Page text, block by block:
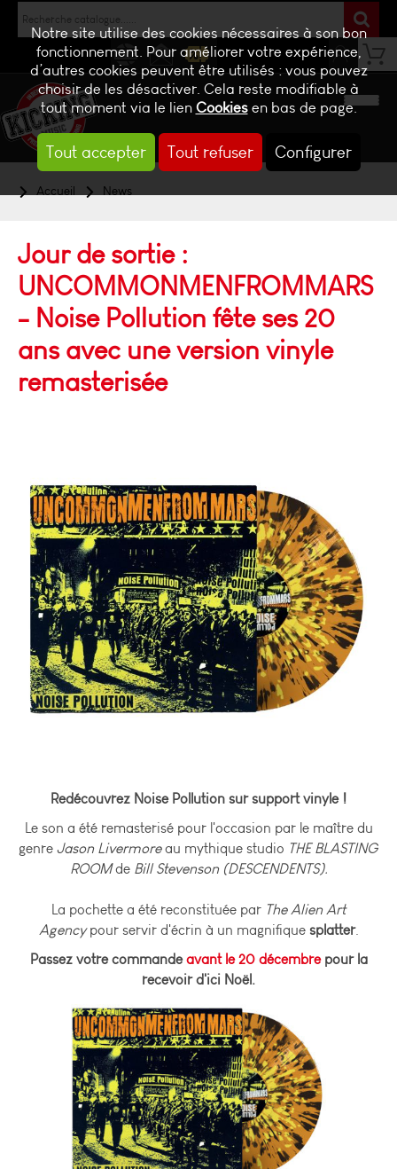
Notre site utilise des cookies nécessaires à son bon
fonctionnement. Pour améliorer votre expérience,
d’autres cookies peuvent être utilisés : vous pouvez
choisir de les désactiver. Cela reste modifiable à
tout moment via le lienCookiesen bas de page.
Tout accepter Tout refuser Configurer
NEWS CONTACTBILLETTERIE
Accueil News
Jour de sortie :
UNCOMMONMENFROMMARS
- Noise Pollution fête ses 20
ans avec une version vinyle
remasterisée
Redécouvrez Noise Pollution sur support vinyle !
Le son a été remasterisé pour l'occasion par le maître du
genre Jason Livermoreau mythique studio THE BLASTING
ROOMde Bill Stevenson (DESCENDENTS).
La pochette a été reconstituée par The Alien Art
Agencypour servir d'écrin à un magnifique splatter.
Passez votre commandeavant le 20 décembrepour la
recevoir d'ici Noël.